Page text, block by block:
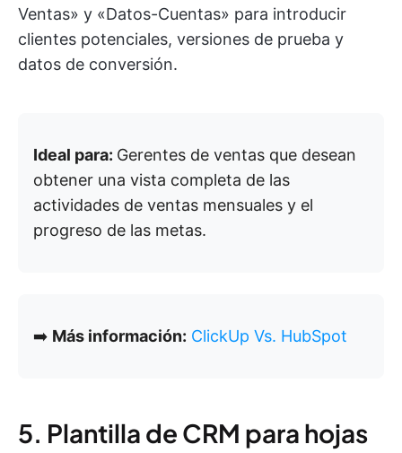
Ventas» y «Datos-Cuentas» para introducir
clientes potenciales, versiones de prueba y
datos de conversión.
Ideal para: Gerentes de ventas que desean
obtener una vista completa de las
actividades de ventas mensuales y el
progreso de las metas.
➡️ Más información: ClickUp Vs. HubSpot
5. Plantilla de CRM para hojas